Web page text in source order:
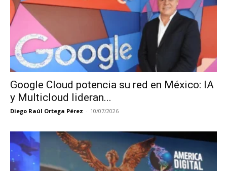
Google Cloud potencia su red en México: IA
y Multicloud lideran...
Diego Raúl Ortega Pérez - 10/07/2026